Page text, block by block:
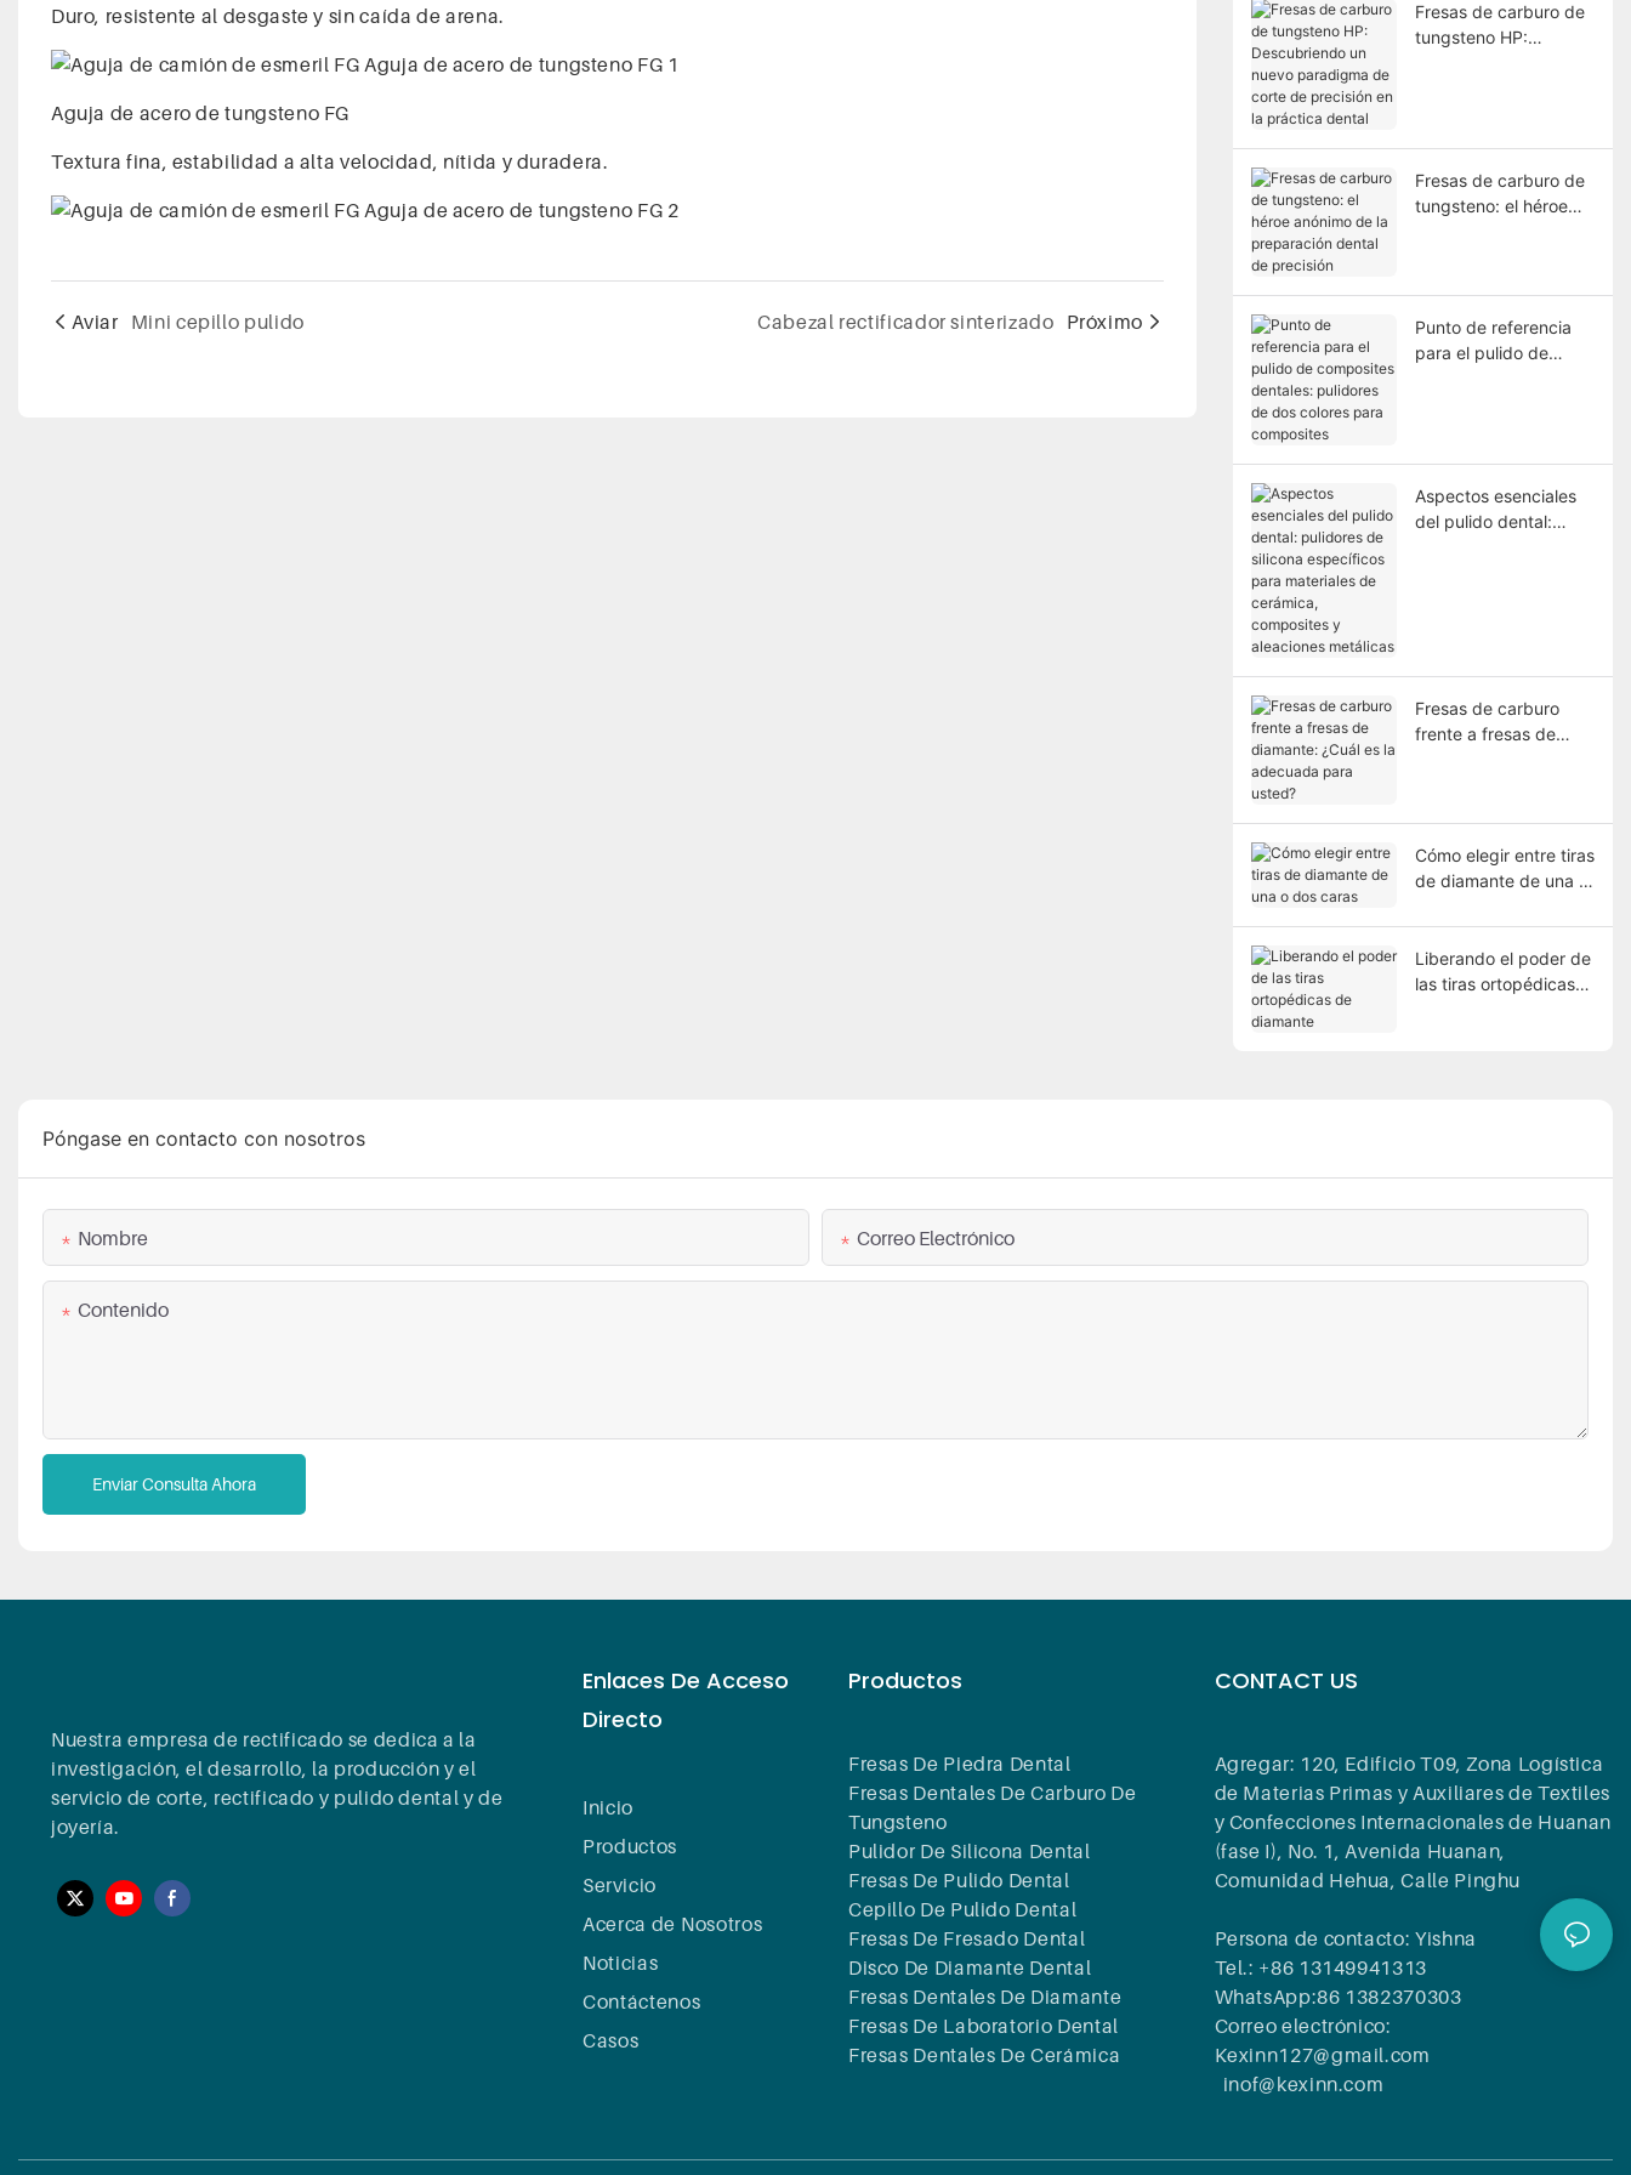
Duro, resistente al desgaste y sin caída de arena.
Aguja de acero de tungsteno FG
Textura fina, estabilidad a alta velocidad, nítida y duradera.
Aviar Mini cepillo pulido Cabezal rectificador sinterizado Próximo
Fresas de carburo de
tungsteno HP:
Fresas de carburo de
tungsteno: el héroe
Punto de referencia
para el pulido de
Aspectos esenciales
del pulido dental:
Fresas de carburo
frente a fresas de
Cómo elegir entre tiras
de diamante de una o
Liberando el poder de
las tiras ortopédicas
Póngase en contacto con nosotros
Nombre Correo Electrónico
Contenido
Enviar Consulta Ahora
Nuestra empresa de rectificado se dedica a la
investigación, el desarrollo, la producción y el
servicio de corte, rectificado y pulido dental y de
joyería.
Enlaces De Acceso
Directo
Inicio
Productos
Servicio
Acerca de Nosotros
Noticias
Contáctenos
Casos
Productos
Fresas De Piedra Dental
Fresas Dentales De Carburo De
Tungsteno
Pulidor De Silicona Dental
Fresas De Pulido Dental
Cepillo De Pulido Dental
Fresas De Fresado Dental
Disco De Diamante Dental
Fresas Dentales De Diamante
Fresas De Laboratorio Dental
Fresas Dentales De Cerámica
CONTACT US
Agregar: 120, Edificio T09, Zona Logística
de Materias Primas y Auxiliares de Textiles
y Confecciones Internacionales de Huanan
(fase I), No. 1, Avenida Huanan,
Comunidad Hehua, Calle Pinghu
Persona de contacto: Yishna
Tel.: +86 13149941313
WhatsApp:86 1382370303
Correo electrónico:
Kexinn127@gmail.com
inof@kexinn.com